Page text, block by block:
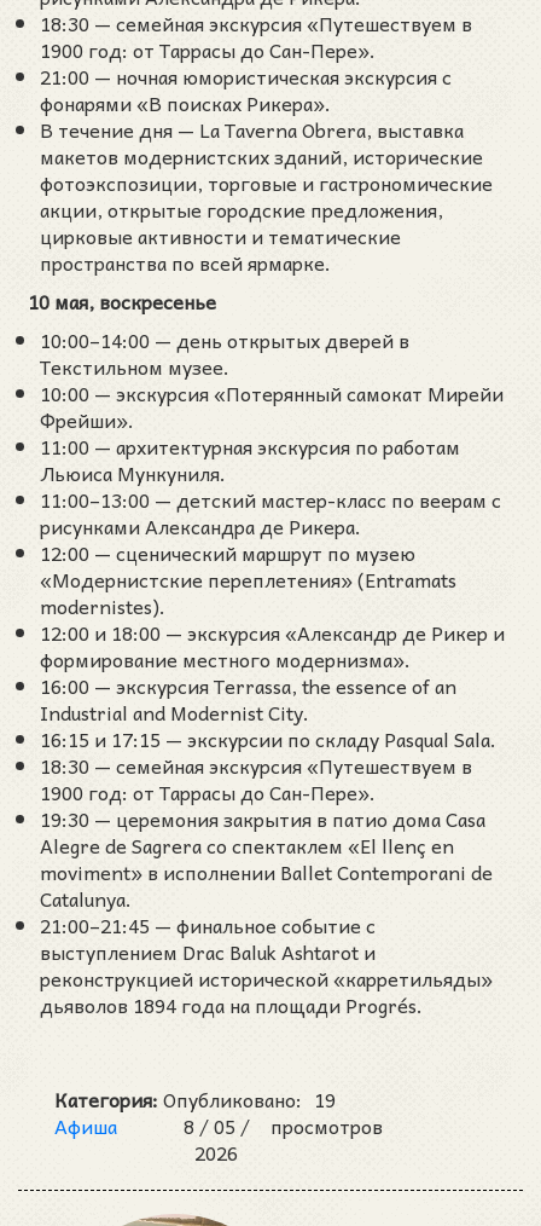
18:30 — семейная экскурсия «Путешествуем в
1900 год: от Таррасы до Сан-Пере».
21:00 — ночная юмористическая экскурсия с
фонарями «В поисках Рикера».
В течение дня — La Taverna Obrera, выставка
макетов модернистских зданий, исторические
фотоэкспозиции, торговые и гастрономические
акции, открытые городские предложения,
цирковые активности и тематические
пространства по всей ярмарке.
10 мая, воскресенье
10:00–14:00 — день открытых дверей в
Текстильном музее.
10:00 — экскурсия «Потерянный самокат Мирейи
Фрейши».
11:00 — архитектурная экскурсия по работам
Льюиса Мункуниля.
11:00–13:00 — детский мастер-класс по веерам с
рисунками Александра де Рикера.
12:00 — сценический маршрут по музею
«Модернистские переплетения» (Entramats
modernistes).
12:00 и 18:00 — экскурсия «Александр де Рикер и
формирование местного модернизма».
16:00 — экскурсия Terrassa, the essence of an
Industrial and Modernist City.
16:15 и 17:15 — экскурсии по складу Pasqual Sala.
18:30 — семейная экскурсия «Путешествуем в
1900 год: от Таррасы до Сан-Пере».
19:30 — церемония закрытия в патио дома Casa
Alegre de Sagrera со спектаклем «El llenç en
moviment» в исполнении Ballet Contemporani de
Catalunya.
21:00–21:45 — финальное событие с
выступлением Drac Baluk Ashtarot и
реконструкцией исторической «карретильяды»
дьяволов 1894 года на площади Progrés.
Категория:
Афиша
Опубликовано:
8 /05 /
2026
19
просмотров